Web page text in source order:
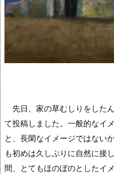
先日、家の草むしりをした
て投稿しました。一般的なイ
と、長閑なイメージではない
も初めは久しぶりに自然に接
間、とてもほのぼのとしたイ